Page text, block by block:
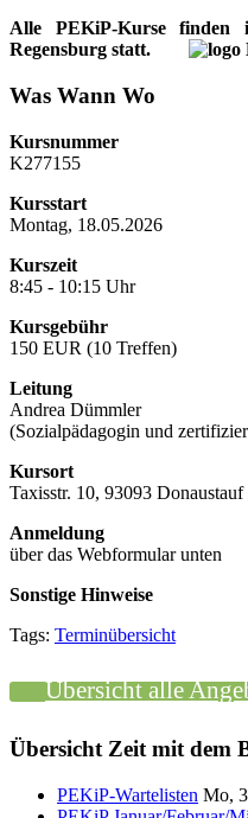
Alle PEKiP-Kurse
Regensburg statt.
Was Wann Wo
Kursnummer
K277155
Kursstart
Montag, 18.05.2026
Kurszeit
8:45 - 10:15 Uhr
Kursgebühr
150 EUR (10 Treffen)
Leitung
Andrea Dümmler
(Sozialpädagogin und
Kursort
Taxisstr. 10, 93093 Donaustauf
Anmeldung
über das Webformular unten
Sonstige Hinweise
Tags: Terminübersicht
Übersicht alle
Übersicht Zeit mit dem
PEKiP-Wartelisten Mo,